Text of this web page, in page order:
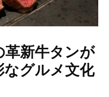
新牛タンが
グルメ文化